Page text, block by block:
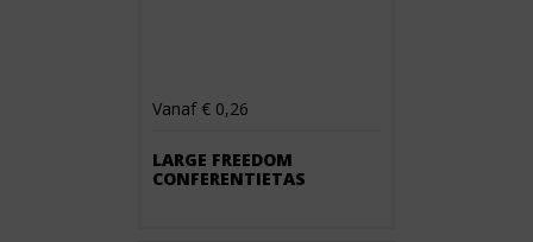
Vanaf € 0,26
LARGE FREEDOM
CONFERENTIETAS